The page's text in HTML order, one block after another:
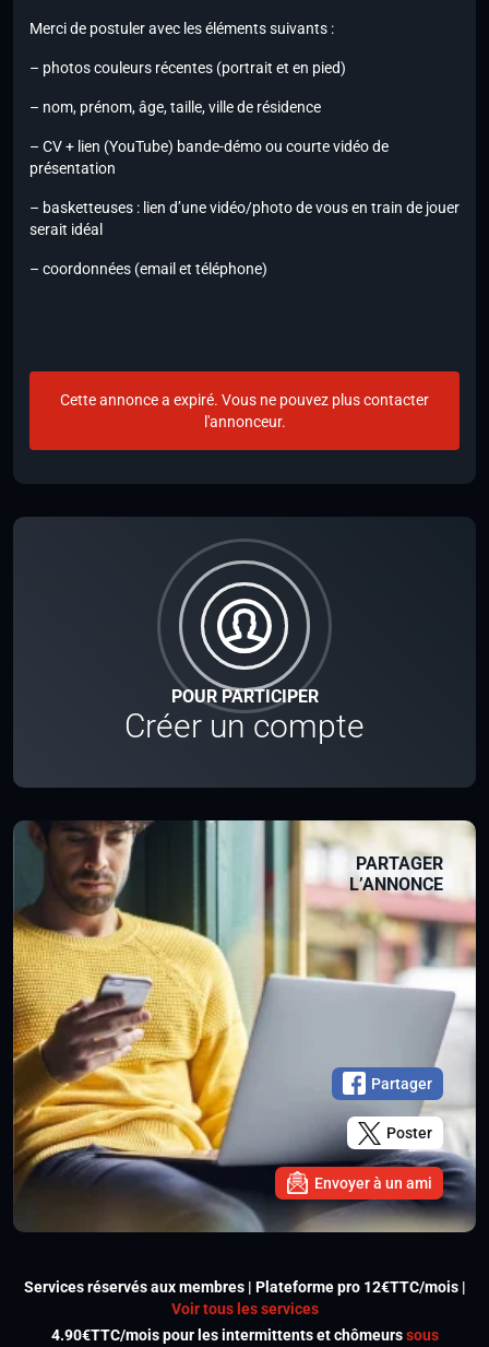
POUR PARTICIPER
Créer un compte
PARTAGER
L’ANNONCE
Partager
Poster
Envoyer à un ami
Merci de postuler avec les éléments suivants :
– photos couleurs récentes (portrait et en pied)
– nom, prénom, âge, taille, ville de résidence
– CV + lien (YouTube) bande-démo ou courte vidéo de
présentation
– basketteuses : lien d’une vidéo/photo de vous en train de jouer
serait idéal
– coordonnées (email et téléphone)
Cette annonce a expiré. Vous ne pouvez plus contacter
l'annonceur.
Services réservés aux membres | Plateforme pro 12€TTC/mois |
Voir tous les services
4.90€TTC/mois pour les intermittents et chômeurssous